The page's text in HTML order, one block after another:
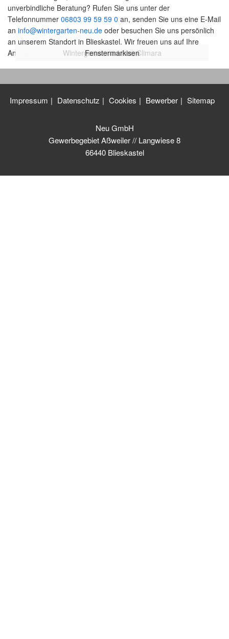
Terrassen Markisen Terrea
Pergola Markisen Perea
Seiten-Markisen
Wintergartenmarkisen Climara
Fenstermarkisen
unverbindliche Beratung? Rufen Sie uns unter der
Telefonnummer 06803 99 59 59 0 an, senden Sie uns eine E-Mail
an info@wintergarten-neu.de oder besuchen Sie uns persönlich
an unserem Standort in Blieskastel. Wir freuen uns auf Ihre
Anfrage!
Impressum Datenschutz Cookies Bewerber Sitemap
Neu GmbH
Gewerbegebiet Aßweiler // Langwiese 8
66440 Blieskastel